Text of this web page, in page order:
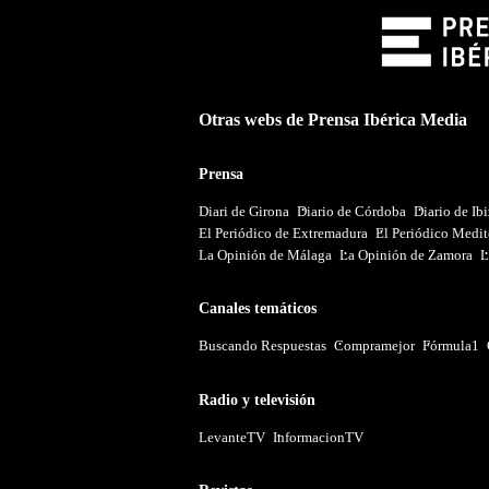
Otras webs de Prensa Ibérica Media
Prensa
Diari de Girona Diario de Córdoba Diario de
El Periódico de Extremadura El Periódico
La Opinión de Málaga La Opinión de Zamora
Canales temáticos
Buscando Respuestas Compramejor Fórmula1
Radio y televisión
LevanteTV InformacionTV